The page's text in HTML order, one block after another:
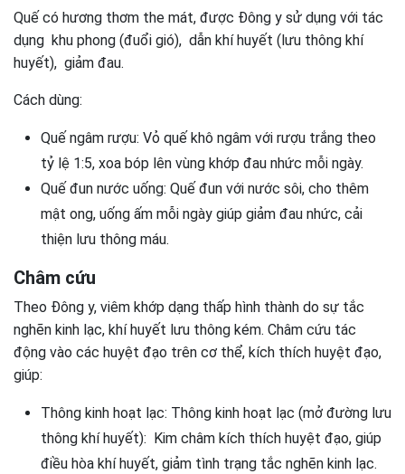
Quế có hương thơm the mát, được Đông y sử dụng với tác
dụng khu phong (đuổi gió), dẫn khí huyết (lưu thông khí
huyết), giảm đau.
Cách dùng:
Quế ngâm rượu: Vỏ quế khô ngâm với rượu trắng theo
tỷ lệ 1:5, xoa bóp lên vùng khớp đau nhức mỗi ngày.
Quế đun nước uống: Quế đun với nước sôi, cho thêm
mật ong, uống ấm mỗi ngày giúp giảm đau nhức, cải
thiện lưu thông máu.
Châm cứu
Theo Đông y, viêm khớp dạng thấp hình thành do sự tắc
nghẽn kinh lạc, khí huyết lưu thông kém. Châm cứu tác
động vào các huyệt đạo trên cơ thể, kích thích huyệt đạo,
giúp:
Thông kinh hoạt lạc: Thông kinh hoạt lạc (mở đường lưu
thông khí huyết): Kim châm kích thích huyệt đạo, giúp
điều hòa khí huyết, giảm tình trạng tắc nghẽn kinh lạc.